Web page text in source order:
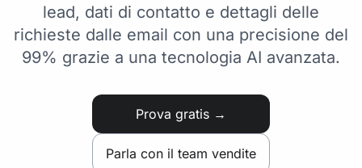
lead, dati di contatto e dettagli delle
richieste dalle email con una precisione del
99% grazie a una tecnologia AI avanzata.
Prova gratis →
Parla con il team vendite